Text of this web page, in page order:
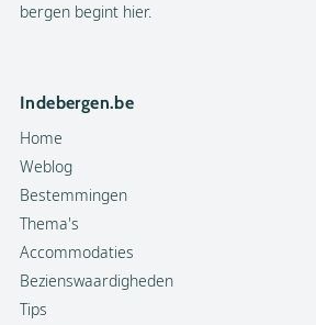
bergen begint hier.
Indebergen.be
Home
Weblog
Bestemmingen
Thema's
Accommodaties
Bezienswaardigheden
Tips